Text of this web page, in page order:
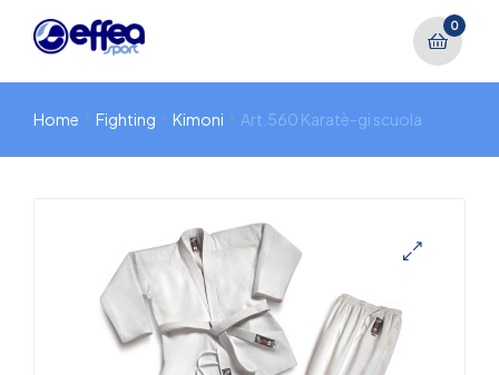
0
Home Fighting Kimoni Art.560 Karatè-gi scuola